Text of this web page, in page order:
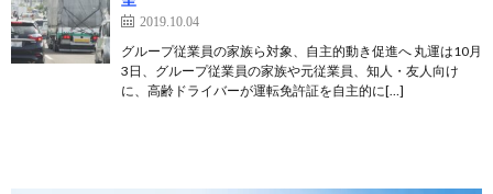
2019.10.04
グループ従業員の家族ら対象、自主的動き促進へ 丸運は10月
3日、グループ従業員の家族や元従業員、知人・友人向け
に、高齢ドライバーが運転免許証を自主的に[…]